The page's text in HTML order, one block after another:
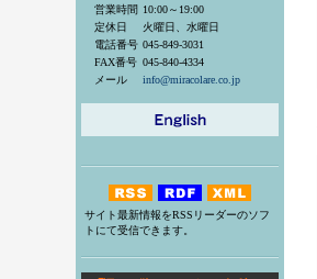
営業時間 10:00～19:00
定休日
火曜日、水曜日
電話番号 045-849-3031
FAX番号 045-840-4334
メール
info@miracolare.co.jp
サイト最新情報をRSSリーダーのソフ
トにて受信できます。